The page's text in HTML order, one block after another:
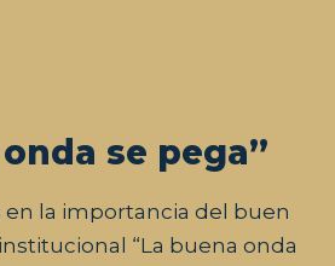
se pega”
en la importancia del buen
“La buena onda